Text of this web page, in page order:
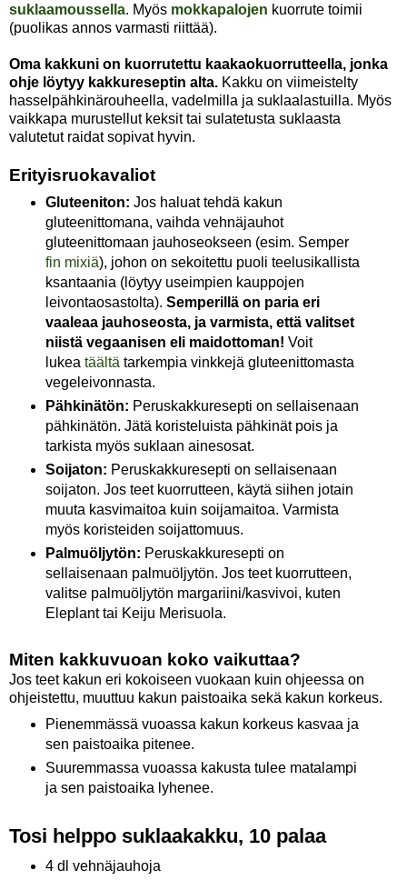
suklaamoussella. Myös mokkapalojen kuorrute toimii
(puolikas annos varmasti riittää).
Oma kakkuni on kuorrutettu kaakaokuorrutteella, jonka
ohje löytyy kakkureseptin alta. Kakku on viimeistelty
hasselpähkinärouheella, vadelmilla ja suklaalastuilla. Myös
vaikkapa murustellut keksit tai sulatetusta suklaasta
valutetut raidat sopivat hyvin.
Erityisruokavaliot
Gluteeniton: Jos haluat tehdä kakun
gluteenittomana, vaihda vehnäjauhot
gluteenittomaan jauhoseokseen (esim. Semper
fin mixiä), johon on sekoitettu puoli teelusikallista
ksantaania (löytyy useimpien kauppojen
leivontaosastolta). Semperillä on paria eri
vaaleaa jauhoseosta, ja varmista, että valitset
niistä vegaanisen eli maidottoman! Voit
lukea täältätarkempia vinkkejä gluteenittomasta
vegeleivonnasta.
Pähkinätön: Peruskakkuresepti on sellaisenaan
pähkinätön. Jätä koristeluista pähkinät pois ja
tarkista myös suklaan ainesosat.
Soijaton: Peruskakkuresepti on sellaisenaan
soijaton. Jos teet kuorrutteen, käytä siihen jotain
muuta kasvimaitoa kuin soijamaitoa. Varmista
myös koristeiden soijattomuus.
Palmuöljytön: Peruskakkuresepti on
sellaisenaan palmuöljytön. Jos teet kuorrutteen,
valitse palmuöljytön margariini/kasvivoi, kuten
Eleplant tai Keiju Merisuola.
Miten kakkuvuoan koko vaikuttaa?
Jos teet kakun eri kokoiseen vuokaan kuin ohjeessa on
ohjeistettu, muuttuu kakun paistoaika sekä kakun korkeus.
Pienemmässä vuoassa kakun korkeus kasvaa ja
sen paistoaika pitenee.
Suuremmassa vuoassa kakusta tulee matalampi
ja sen paistoaika lyhenee.
Tosi helppo suklaakakku, 10 palaa
4 dl vehnäjauhoja